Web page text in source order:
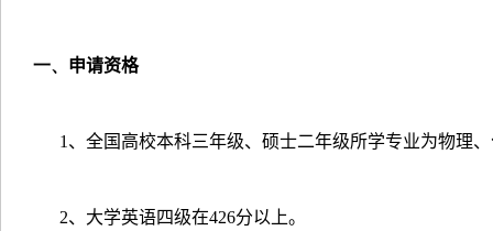
一、 申请资格
1 、全国高校本科三年级、硕士二年级所学专业为物理
2、大学英语四级在426分以上。